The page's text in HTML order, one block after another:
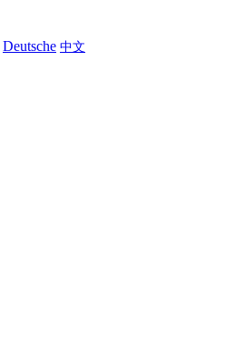
Deutsche 中文